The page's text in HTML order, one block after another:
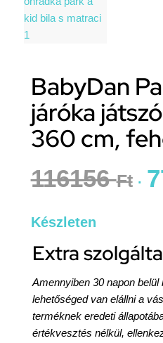
BabyDan
járóka
360 cm,
116156Ft
Készleten
Extra
Amennyiben 30 napon belül
lehetőséged van elállni a
terméknek eredeti
értékvesztés nélkül,